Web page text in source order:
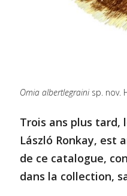
Omia albertlegrainisp. nov.
Trois ans plus tard,
László Ronkay, est
de ce catalogue,
dans la collection,